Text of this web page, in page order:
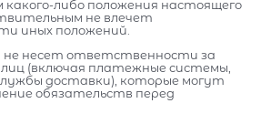
какого-либо положения настоящего
не влечет
иных положений.
не несет ответственности за
(включая платежные системы,
доставки), которые могут
обязательств перед